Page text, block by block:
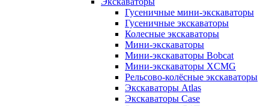
Гусеничные мини-экскаваторы
Гусеничные экскаваторы
Колесные экскаваторы
Мини-экскаваторы
Мини-экскаваторы Bobcat
Мини-экскаваторы XCMG
Рельсово-колёсные экскаваторы
Экскаваторы Atlas
Экскаваторы Case